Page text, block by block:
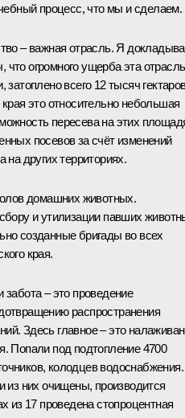
процесс, что мы и сделаем.
– важная отрасль. Я
огромного ущерба эта отрасль
всего 12 тысяч
это относительно небольшая
пересева на этих
посевов за счёт изменений
на других территориях.
домашних животных.
и утилизации павших
созданные бригады во всех
края.
– это проведение
распространения
Здесь главное – это
Попали под подтопление 4700
колодцев водоснабжения.
из них очищены, производится
из 17 проведена стопроцентная